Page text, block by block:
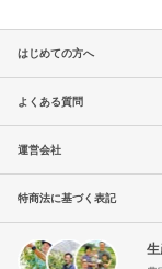
はじめての方へ
よくある質問
運営会社
特商法に基づく表記